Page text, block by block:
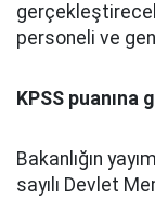
personeli ve
KPSS puanına
Bakanlığın
sayılı Devlet